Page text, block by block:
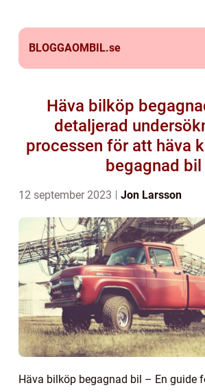
BLOGGAOMBIL.se
Häva bilköp
detaljerad
processen för att häva
begagnad bil
12 september 2023 Jon Larsson
Häva bilköp begagnad bil – En guide